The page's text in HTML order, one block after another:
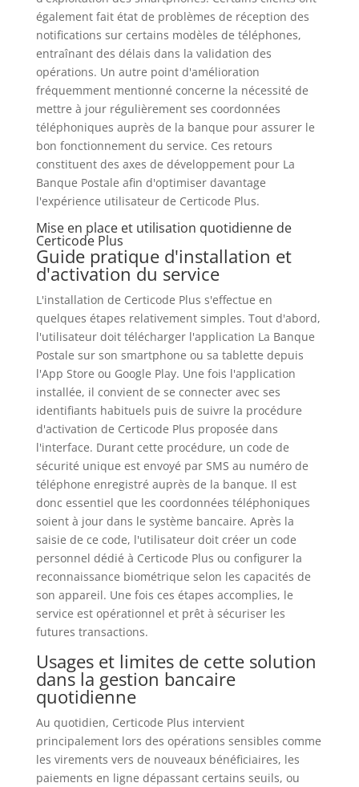
également fait état de problèmes de réception des
notifications sur certains modèles de téléphones,
entraînant des délais dans la validation des
opérations. Un autre point d'amélioration
fréquemment mentionné concerne la nécessité de
mettre à jour régulièrement ses coordonnées
téléphoniques auprès de la banque pour assurer le
bon fonctionnement du service. Ces retours
constituent des axes de développement pour La
Banque Postale afin d'optimiser davantage
l'expérience utilisateur de Certicode Plus.
Mise en place et utilisation quotidienne de
Certicode Plus
Guide pratique d'installation et
d'activation du service
L'installation de Certicode Plus s'effectue en
quelques étapes relativement simples. Tout d'abord,
l'utilisateur doit télécharger l'application La Banque
Postale sur son smartphone ou sa tablette depuis
l'App Store ou Google Play. Une fois l'application
installée, il convient de se connecter avec ses
identifiants habituels puis de suivre la procédure
d'activation de Certicode Plus proposée dans
l'interface. Durant cette procédure, un code de
sécurité unique est envoyé par SMS au numéro de
téléphone enregistré auprès de la banque. Il est
donc essentiel que les coordonnées téléphoniques
soient à jour dans le système bancaire. Après la
saisie de ce code, l'utilisateur doit créer un code
personnel dédié à Certicode Plus ou configurer la
reconnaissance biométrique selon les capacités de
son appareil. Une fois ces étapes accomplies, le
service est opérationnel et prêt à sécuriser les
futures transactions.
Usages et limites de cette solution
dans la gestion bancaire
quotidienne
Au quotidien, Certicode Plus intervient
principalement lors des opérations sensibles comme
les virements vers de nouveaux bénéficiaires, les
paiements en ligne dépassant certains seuils, ou